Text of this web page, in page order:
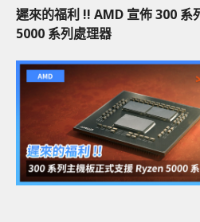
遲來的福利 !! AMD 宣佈 300 系
5000 系列處理器